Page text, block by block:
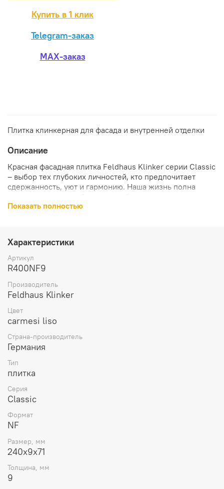
Купить в 1 клик
Telegram-заказ
MAX-заказ
Плитка клинкерная для фасада и внутренней отделки
Описание
Красная фасадная плитка Feldhaus Klinker серии Classic
– выбор тех глубоких личностей, кто предпочитает
сдержанность, уют и гармонию. Наша жизнь полна
другим и дни несутся с сумасшедшей скоростью, и
себе клинкерная плитка Carmesi Liso R400NF9: отдых,
покой, ответы на вопросы и размышления. Тихая
ненавязчивая музыка, приглушенный свет, сдержанный
интерьер – и все это на фоне клинкера неброского
Klinker.
Показать полностью
Характеристики
Артикул
R400NF9
Производитель
Feldhaus Klinker
Цвет
carmesi liso
Страна-производитель
Германия
Тип
плитка
Серия
Classic
Формат
NF
Размер, мм
240x9x71
Толщина, мм
9